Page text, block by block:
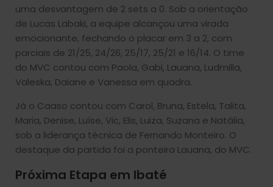
uma desvantagem de 2 sets a 0. Sob a orientação
de Lucas Labaki, a equipe alcançou uma virada
emocionante, fechando o placar em 3 a 2, com
parciais de 21/25, 24/26, 25/17, 25/21 e 16/14. O time
do MVC contou com Paola, Gabi, Lauana, Ludmilla,
Valeska, Daiane e Vanessa em quadra.
Já o Caaso contou com Carol, Bruna, Estela, Talita,
Maria, Denise, Luíse, Vic, Elis, Luiza, Suzana e Natália,
sob a liderança técnica de Fernando Monteiro. O
destaque da partida foi a ponteira Lauana, do MVC.
Próxima Etapa em Ibaté